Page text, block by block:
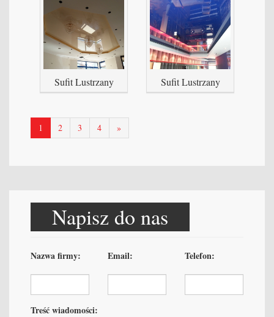
Sufit Lustrzany Sufit Lustrzany
1 2 3 4
następna
strona
»
Napisz do nas
Nazwa firmy: Email: Telefon:
Treść wiadomości: